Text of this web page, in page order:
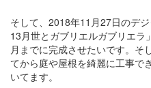
そして、2018年11月27日のデ
13月世とガブリエルガブリエ
月までに完成させたいです。そ
てから庭や屋根を綺麗に工事で
いてます。